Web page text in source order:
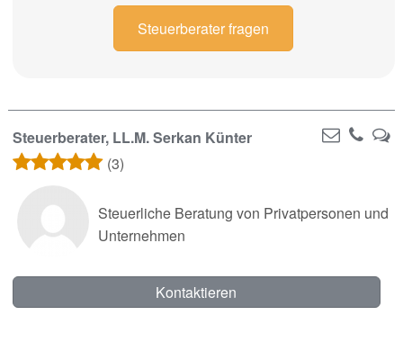
Steuerberater fragen
Steuerberater, LL.M. Serkan Künter
(3)
Steuerliche Beratung von Privatpersonen und
Unternehmen
Kontaktieren